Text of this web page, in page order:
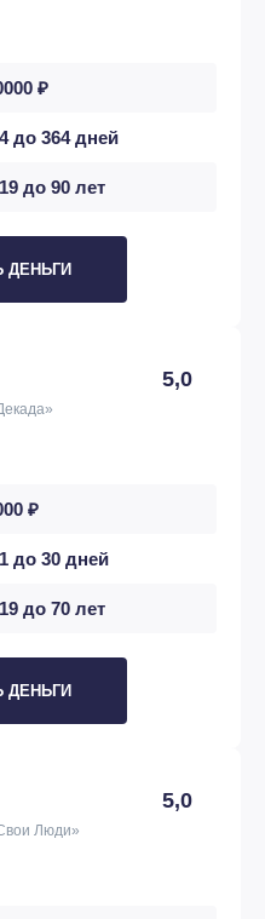
₽
до 364 дней
до 90 лет
ДЕНЬГИ
5,0
₽
до 30 дней
до 70 лет
ДЕНЬГИ
5,0
Люди»